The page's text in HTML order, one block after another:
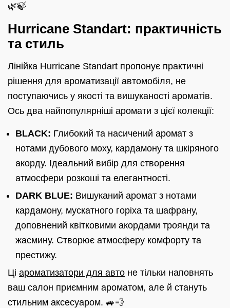
🌿🍃
Hurricane Standart: практичність
та стиль
Лінійка Hurricane Standart пропонує практичні
рішення для ароматизації автомобіля, не
поступаючись у якості та вишуканості ароматів.
Ось два найпопулярніші аромати з цієї колекції:
BLACK: Глибокий та насичений аромат з
нотами дубового моху, кардамону та шкіряного
акорду. Ідеальний вибір для створення
атмосфери розкоші та елегантності.
DARK BLUE: Вишуканий аромат з нотами
кардамону, мускатного горіха та шафрану,
доповнений квітковими акордами троянди та
жасмину. Створює атмосферу комфорту та
престижу.
Ці ароматизатори для авто не тільки наповнять
ваш салон приємним ароматом, але й стануть
стильним аксесуаром. 🚙💨